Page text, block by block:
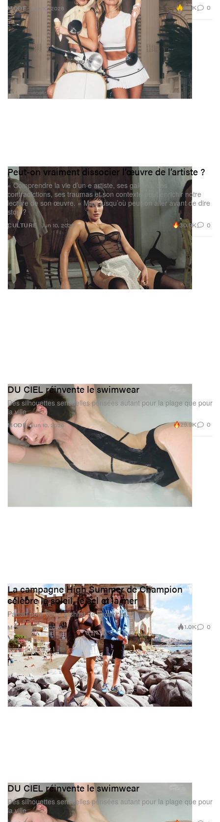
MODE Jun 10, 2026 2.3K 0
CULTURE
Peut-on vraiment dissocier l’œuvre de l’artiste ?
« Comprendre la vie d’un·e artiste, ses galères, ses
contradictions, ses traumas et son contexte peut enrichir notre
lecture de son œuvre. » Mais jusqu’où peut-on aller avant de dire
stop ?
Jun 10, 2026 30.9K 0
MODE
DU CIEL réinvente le swimwear
Des silhouettes sensuelles pensées autant pour la plage que pour
la ville.
Jun 10, 2026 29.9K 0
MODE
La campagne High Summer de Champion
célèbre le soleil, le sel et la mer
Parfait pour votre wishlist de vacances.
Jun 9, 2026 1.0K 0
DU CIEL réinvente le swimwear
Des silhouettes sensuelles pensées autant pour la plage que pour
la ville.